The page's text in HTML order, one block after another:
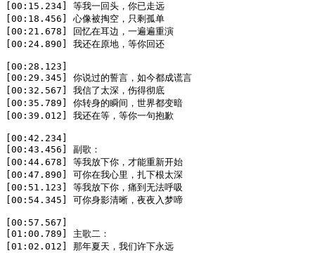
[00:15.234] 等我一回头，你已走远
[00:18.456] 心像被掏空，只剩孤单
[00:21.678] 回忆在耳边，一遍遍重演
[00:24.890] 我还在原地，等你回还
[00:28.123]
[00:29.345] 你说过的誓言，如今都成谎言
[00:32.567] 我信了太深，伤得彻底
[00:35.789] 你转身的瞬间，世界都变暗
[00:39.012] 我还在等，等你一句抱歉
[00:42.234]
[00:43.456] 副歌：
[00:44.678] 等我放下你，才能重新开始
[00:47.890] 可你在我心里，扎下根太深
[00:51.123] 等我放下你，痛到无法呼吸
[00:54.345] 可你身影清晰，夜夜入梦啼
[00:57.567]
[01:00.789] 主歌二：
[01:02.012] 那年夏天，我们许下永远